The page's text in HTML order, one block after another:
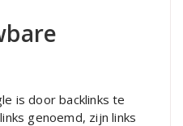
is door backlinks te
genoemd, zijn links